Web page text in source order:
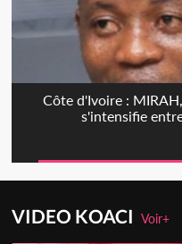
Côte d'Ivoire :
s'intensifie
VIDEO KOACIVoir+